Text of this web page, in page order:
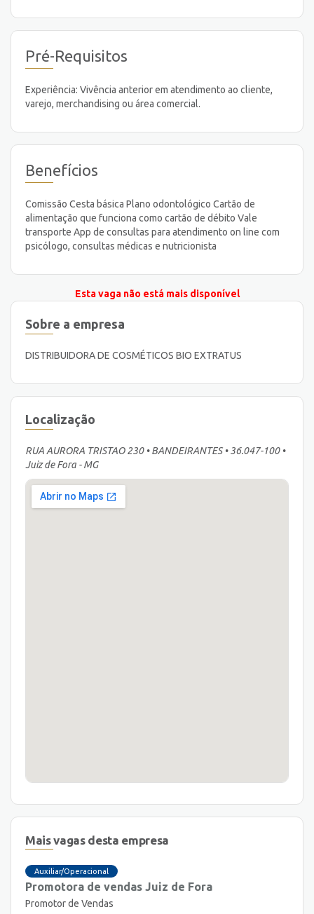
Pré-Requisitos
Experiência: Vivência anterior em atendimento ao cliente,
varejo, merchandising ou área comercial.
Benefícios
Comissão Cesta básica Plano odontológico Cartão de
alimentação que funciona como cartão de débito Vale
transporte App de consultas para atendimento on line com
psicólogo, consultas médicas e nutricionista
Esta vaga não está mais disponível
Sobre a empresa
DISTRIBUIDORA DE COSMÉTICOS BIO EXTRATUS
Localização
RUA AURORA TRISTAO 230 • BANDEIRANTES • 36.047-100 •
Juiz de Fora - MG
Mais vagas desta empresa
Auxiliar/Operacional
Promotora de vendas Juiz de Fora
Promotor de Vendas